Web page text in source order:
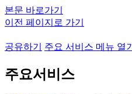
본문 바로가기
이전 페이지로 가기
공유하기 주요 서비스 메뉴 열기
주요서비스